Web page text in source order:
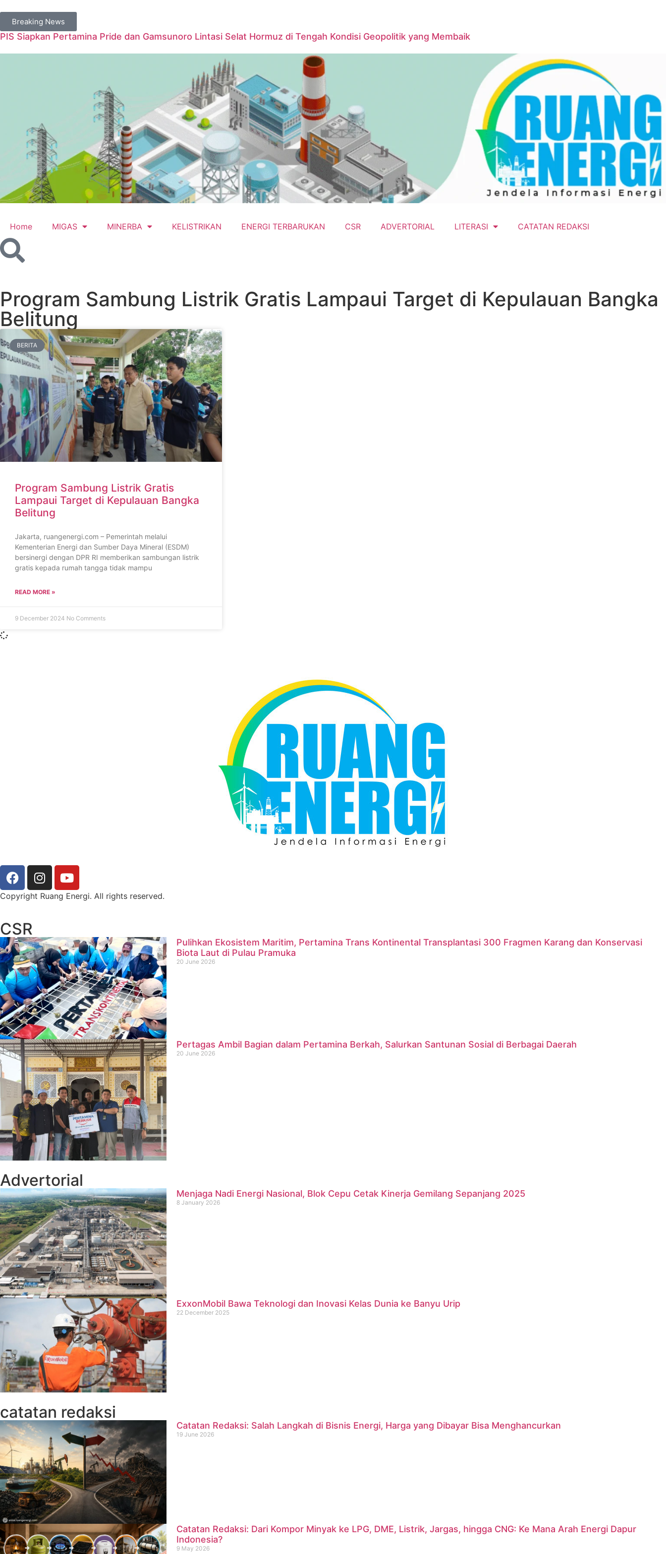
Breaking News
PIS Siapkan Pertamina Pride dan Gamsunoro Lintasi Selat Hormuz di Tengah Kondisi Geopolitik yang Membaik
Home MIGAS MINERBA KELISTRIKAN ENERGI TERBARUKAN CSR ADVERTORIAL LITERASI CATATAN REDAKSI
Program Sambung Listrik Gratis Lampaui Target di Kepulauan Bangka
Belitung
BERITA
Program Sambung Listrik Gratis
Lampaui Target di Kepulauan Bangka
Belitung
Jakarta, ruangenergi.com – Pemerintah melalui
Kementerian Energi dan Sumber Daya Mineral (ESDM)
bersinergi dengan DPR RI memberikan sambungan listrik
gratis kepada rumah tangga tidak mampu
READ MORE »
9 December 2024 No Comments
Copyright Ruang Energi. All rights reserved.
CSR
Pulihkan Ekosistem Maritim, Pertamina Trans Kontinental Transplantasi 300 Fragmen Karang dan Konservasi
Biota Laut di Pulau Pramuka
20 June 2026
Pertagas Ambil Bagian dalam Pertamina Berkah, Salurkan Santunan Sosial di Berbagai Daerah
20 June 2026
Advertorial
Menjaga Nadi Energi Nasional, Blok Cepu Cetak Kinerja Gemilang Sepanjang 2025
8 January 2026
ExxonMobil Bawa Teknologi dan Inovasi Kelas Dunia ke Banyu Urip
22 December 2025
catatan redaksi
Catatan Redaksi: Salah Langkah di Bisnis Energi, Harga yang Dibayar Bisa Menghancurkan
19 June 2026
Catatan Redaksi: Dari Kompor Minyak ke LPG, DME, Listrik, Jargas, hingga CNG: Ke Mana Arah Energi Dapur
Indonesia?
9 May 2026